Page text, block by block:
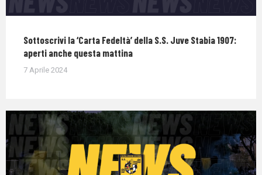
Sottoscrivi la ‘Carta Fedeltà’ della S.S. Juve Stabia 1907:
aperti anche questa mattina
7 Aprile 2024